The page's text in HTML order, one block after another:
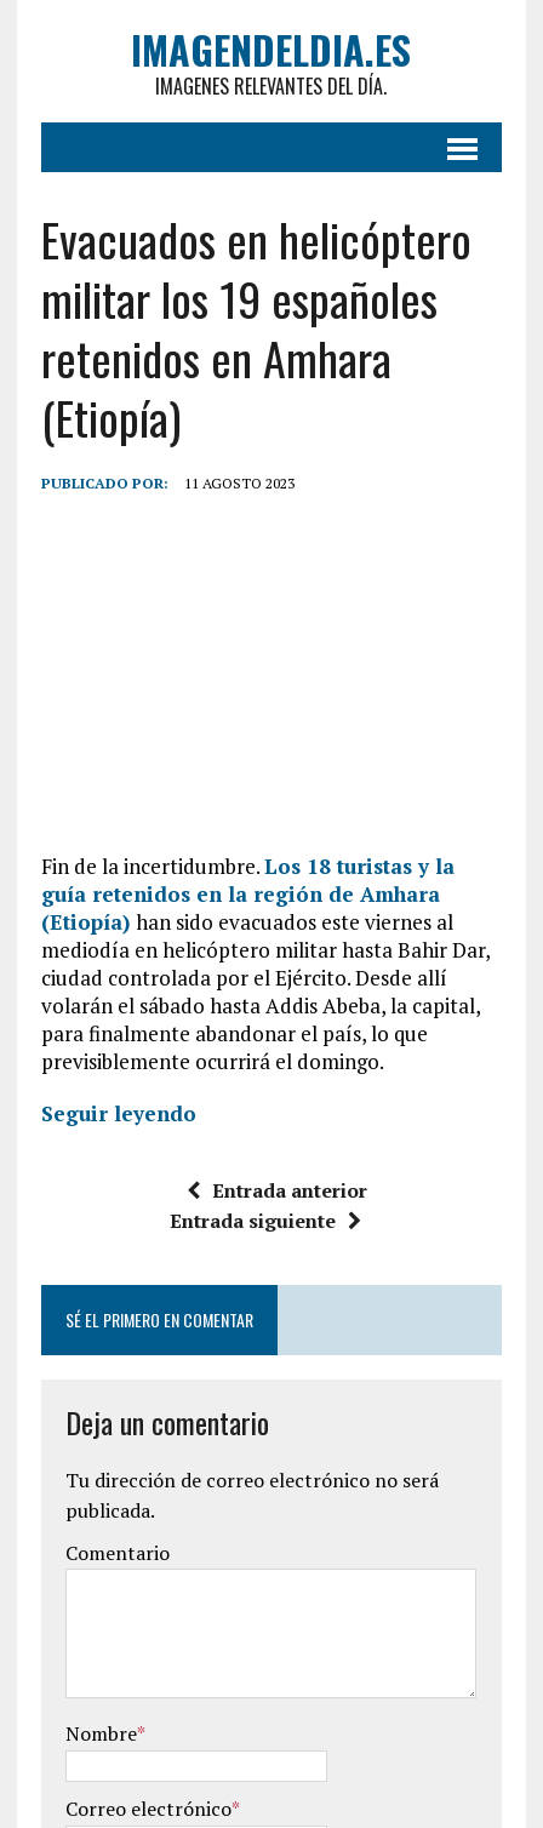
IMAGENDELDIA.ES
IMAGENES RELEVANTES DEL DÍA.
Evacuados en helicóptero
militar los 19 españoles
retenidos en Amhara
(Etiopía)
PUBLICADO POR: 11 AGOSTO 2023
Fin de la incertidumbre.Los 18 turistas y la
guía retenidos en la región de Amhara
(Etiopía) han sido evacuados este viernes al
mediodía en helicóptero militar hasta Bahir Dar,
ciudad controlada por el Ejército. Desde allí
volarán el sábado hasta Addis Abeba, la capital,
para finalmente abandonar el país, lo que
previsiblemente ocurrirá el domingo.
Seguir leyendo
Entrada anterior
Entrada siguiente
SÉ EL PRIMERO EN COMENTAR
Deja un comentario
Tu dirección de correo electrónico no será
publicada.
Comentario
Nombre*
Correo electrónico*